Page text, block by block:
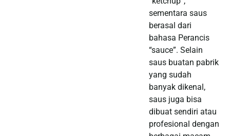
sementara saus
berasal dari
bahasa Perancis
“sauce”. Selain
saus buatan pabrik
yang sudah
banyak dikenal,
saus juga bisa
dibuat sendiri atau
profesional dengan